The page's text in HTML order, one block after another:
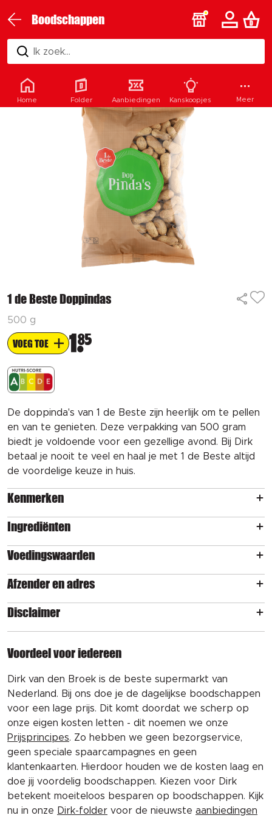
Boodschappen
Ik zoek...
1 de Beste Doppindas
500 g
VOEG TOE 1 85
De doppinda's van 1 de Beste zijn heerlijk om te pellen
en van te genieten. Deze verpakking van 500 gram
biedt je voldoende voor een gezellige avond. Bij Dirk
betaal je nooit te veel en haal je met 1 de Beste altijd
de voordelige keuze in huis.
Kenmerken
Ingrediënten
Voedingswaarden
Afzender en adres
Disclaimer
Voordeel voor iedereen
Dirk van den Broek is de beste supermarkt van
Nederland. Bij ons doe je de dagelijkse boodschappen
voor een lage prijs. Dit komt doordat we scherp op
onze eigen kosten letten - dit noemen we onze
Prijsprincipes. Zo hebben we geen bezorgservice,
geen speciale spaarcampagnes en geen
klantenkaarten. Hierdoor houden we de kosten laag en
doe jij voordelig boodschappen. Kiezen voor Dirk
betekent moeiteloos besparen op boodschappen. Kijk
nu in onze Dirk-folder voor de nieuwste aanbiedingen
Home Folder Aanbiedingen Kanskoopjes Meer